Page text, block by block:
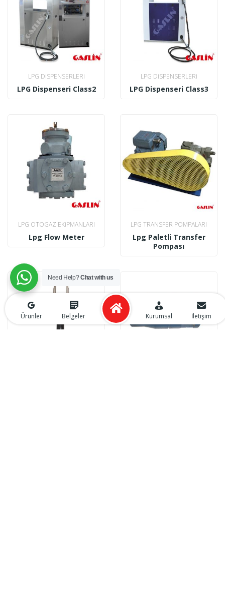
LPG DISPENSERLERI
LPG Dispenseri Class2
LPG DISPENSERLERI
LPG Dispenseri Class3
LPG OTOGAZ EKIPMANLARI
Lpg Flow Meter
LPG TRANSFER POMPALARI
Lpg Paletli Transfer
Pompası
Ürünler Belgeler Kurumsal İletişim
Need Help?Chat with us